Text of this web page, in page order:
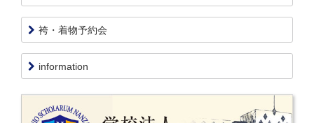
袴・着物予約会
information